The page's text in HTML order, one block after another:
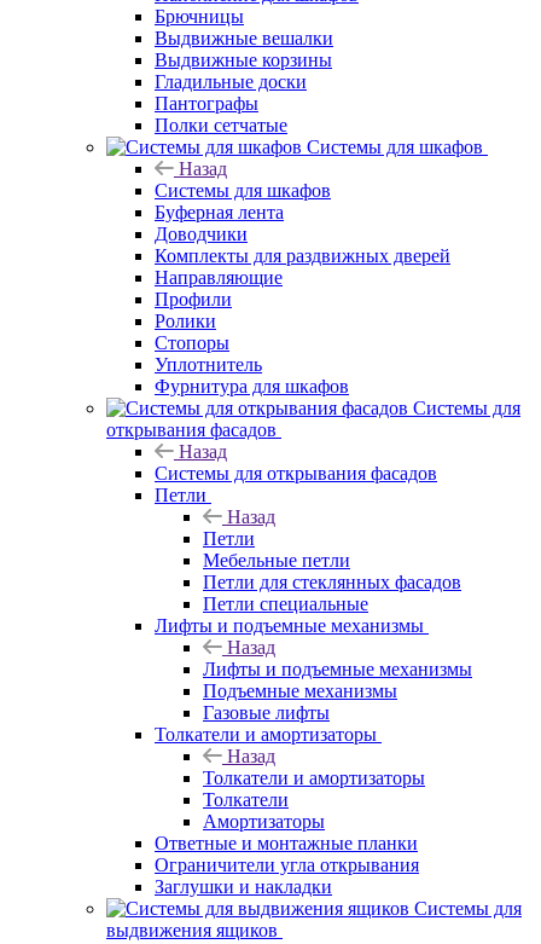
Брючницы
Выдвижные вешалки
Выдвижные корзины
Гладильные доски
Пантографы
Полки сетчатые
Системы для шкафов
Назад
Системы для шкафов
Буферная лента
Доводчики
Комплекты для раздвижных дверей
Направляющие
Профили
Ролики
Стопоры
Уплотнитель
Фурнитура для шкафов
Системы для
открывания фасадов
Назад
Системы для открывания фасадов
Петли
Назад
Петли
Мебельные петли
Петли для стеклянных фасадов
Петли специальные
Лифты и подъемные механизмы
Назад
Лифты и подъемные механизмы
Подъемные механизмы
Газовые лифты
Толкатели и амортизаторы
Назад
Толкатели и амортизаторы
Толкатели
Амортизаторы
Ответные и монтажные планки
Ограничители угла открывания
Заглушки и накладки
Системы для
выдвижения ящиков